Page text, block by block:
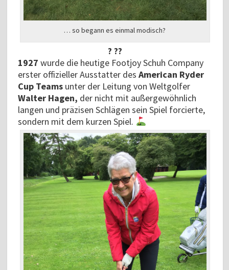
… so begann es einmal modisch?
? ??
1927 wurde die heutige Footjoy Schuh Company
erster offizieller Ausstatter desAmerican Ryder
Cup Teams unter der Leitung von Weltgolfer
Walter Hagen, der nicht mit außergewöhnlich
langen und präzisen Schlägen sein Spiel forcierte,
sondern mit dem kurzen Spiel.